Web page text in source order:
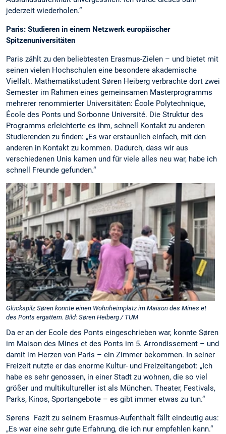
jederzeit wiederholen.“
Paris: Studieren in einem Netzwerk europäischer
Spitzenuniversitäten
Paris zählt zu den beliebtesten Erasmus-Zielen – und bietet mit
seinen vielen Hochschulen eine besondere akademische
Vielfalt. Mathematikstudent Søren Heiberg verbrachte dort zwei
Semester im Rahmen eines gemeinsamen Masterprogramms
mehrerer renommierter Universitäten: École Polytechnique,
École des Ponts und Sorbonne Université. Die Struktur des
Programms erleichterte es ihm, schnell Kontakt zu anderen
Studierenden zu finden: „Es war erstaunlich einfach, mit den
anderen in Kontakt zu kommen. Dadurch, dass wir aus
verschiedenen Unis kamen und für viele alles neu war, habe ich
schnell Freunde gefunden.“
Glückspilz Søren konnte einen Wohnheimplatz im Maison des Mines et
des Ponts ergattern. Bild: Søren Heiberg / TUM
Da er an der Ecole des Ponts eingeschrieben war, konnte Søren
im Maison des Mines et des Ponts im 5. Arrondissement – und
damit im Herzen von Paris – ein Zimmer bekommen. In seiner
Freizeit nutzte er das enorme Kultur- und Freizeitangebot: „Ich
habe es sehr genossen, in einer Stadt zu wohnen, die so viel
größer und multikultureller ist als München. Theater, Festivals,
Parks, Kinos, Sportangebote – es gibt immer etwas zu tun.“
Sørens Fazit zu seinem Erasmus-Aufenthalt fällt eindeutig aus:
„Es war eine sehr gute Erfahrung, die ich nur empfehlen kann.“